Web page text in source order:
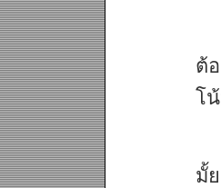
ต้
โ
มั้ย